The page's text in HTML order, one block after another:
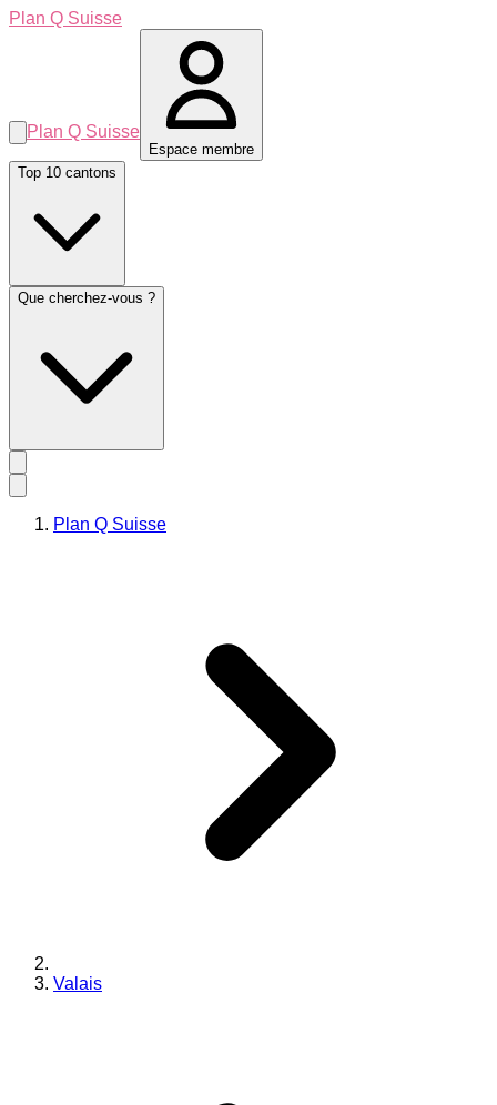
Plan Q Suisse
Plan Q Suisse
Espace membre
Top 10 cantons
Que cherchez-vous ?
Plan Q Suisse
Valais